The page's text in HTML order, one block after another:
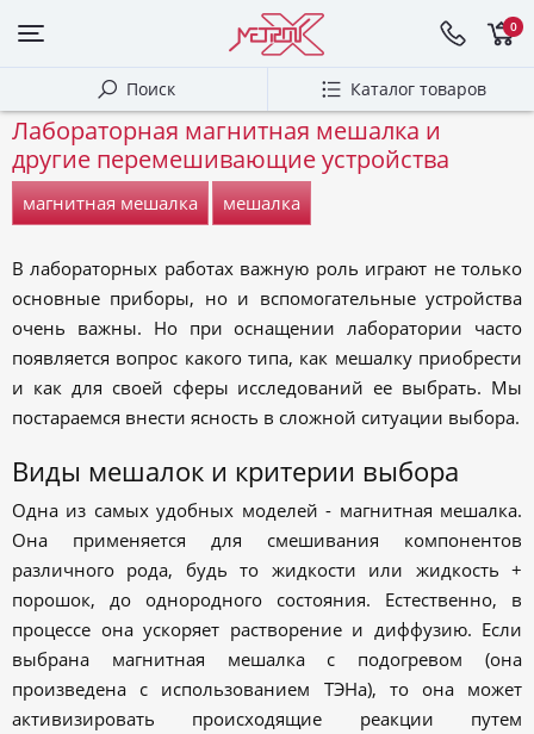
0
Поиск Каталог товаров
Лабораторная магнитная мешалка и
другие перемешивающие устройства
магнитная мешалка мешалка
В лабораторных работах важную роль играют не только
основные приборы, но и вспомогательные устройства
очень важны. Но при оснащении лаборатории часто
появляется вопрос какого типа, как мешалку приобрести
и как для своей сферы исследований ее выбрать. Мы
постараемся внести ясность в сложной ситуации выбора.
Виды мешалок и критерии выбора
Одна из самых удобных моделей - магнитная мешалка.
Она применяется для смешивания компонентов
различного рода, будь то жидкости или жидкость +
порошок, до однородного состояния. Естественно, в
процессе она ускоряет растворение и диффузию. Если
выбрана магнитная мешалка с подогревом (она
произведена с использованием ТЭНа), то она может
активизировать происходящие реакции путем